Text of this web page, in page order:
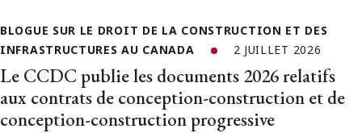
BLOGUE SUR LE DROIT DE LA CONSTRUCTION ET DES
INFRASTRUCTURES AU CANADA
2 JUILLET 2026
Le CCDC publie les documents 2026 relatifs
aux contrats de conception-construction et de
conception-construction progressive